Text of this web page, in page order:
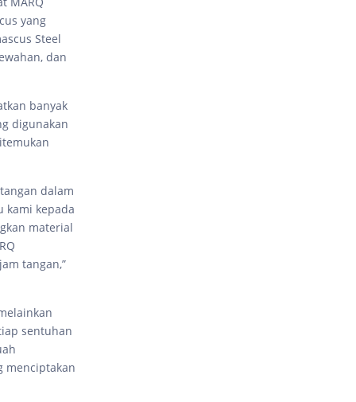
yang
Steel
dan
banyak
digunakan
dalam
kami kepada
material
tangan,”
sentuhan
menciptakan